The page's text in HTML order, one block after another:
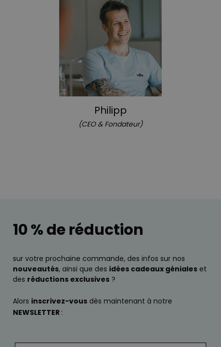
Philipp
(CEO & Fondateur)
10 % de réduction
sur votre prochaine commande, des infos sur nos
nouveautés, ainsi que des idées cadeaux géniales et
des réductions exclusives ?
Alors inscrivez-vous dès maintenant à notre
NEWSLETTER :